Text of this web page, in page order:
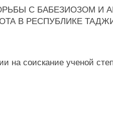
С БАБЕЗИОЗОМ И
В РЕСПУБЛИКЕ
на соискание ученой